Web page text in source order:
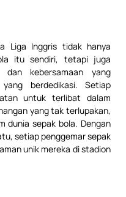
Liga Inggris tidak hanya
itu sendiri, tetapi juga
dan kebersamaan yang
berdedikasi. Setiap
untuk terlibat dalam
yang tak terlupakan,
dunia sepak bola. Dengan
setiap penggemar sepak
unik mereka di stadion